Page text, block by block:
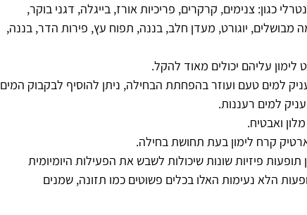
כגון: צנימים, קרקרים, פריכיות אורז, בייגלה, דגני בוקר,
יוגורט, מעדן חלב, בננה, תפוח עץ, פירות הדר, בננה,
עליהם יכולים מאוד להקל.
למים טעם ועוזר בהפחתת הבחילה, ניתן להוסיף לבקבוק המים
למים רעננות.
ואבטיח.
קרח לימון בעת תחושת בחילה.
תופעות פיזיות שונות שיכולות לשבש את הפעילות היומיומית
הלא נעימות האלו בכלים פשוטים כמו תזונה, שמנים